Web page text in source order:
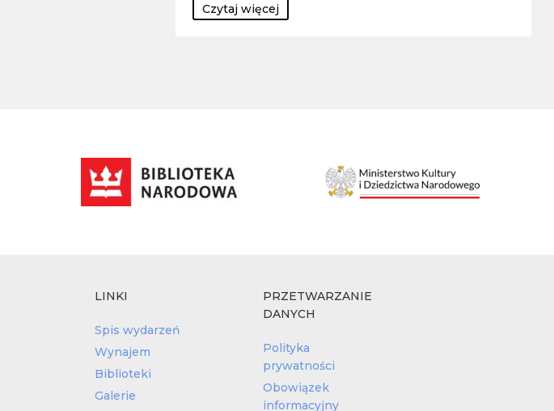
Czytaj więcej
LINKI
Spis wydarzeń
Wynajem
Biblioteki
Galerie
PRZETWARZANIE
DANYCH
Polityka
prywatności
Obowiązek
informacyjny